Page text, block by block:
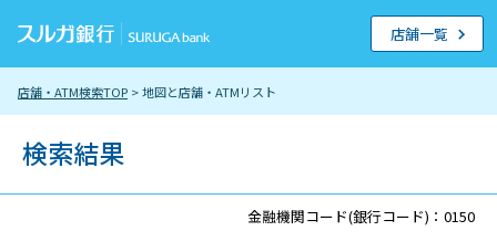
店舗・ATM検索TOP > 地図と店舗・ATMリスト
店舗一覧
検索結果
金融機関コード(銀行コード)：0150